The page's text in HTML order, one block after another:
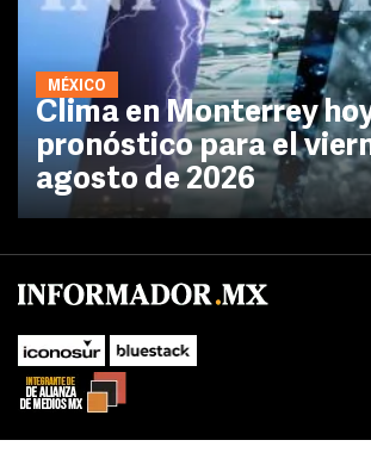
MÉXICO
Clima en Monterrey
pronóstico para el
agosto de 2026